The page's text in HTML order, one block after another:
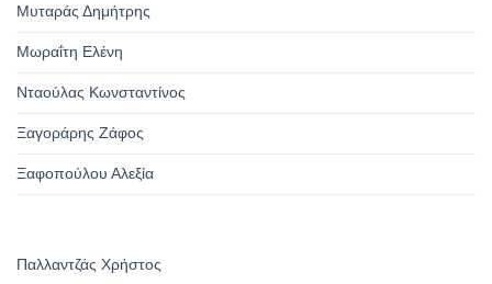
Μυταράς Δημήτρης
Μωραΐτη Ελένη
Νταούλας Κωνσταντίνος
Ξαγοράρης Ζάφος
Ξαφοπούλου Αλεξία
Παλλαντζάς Χρήστος